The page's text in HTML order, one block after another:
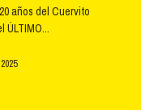
años del Cuervito
ÚLTIMO...